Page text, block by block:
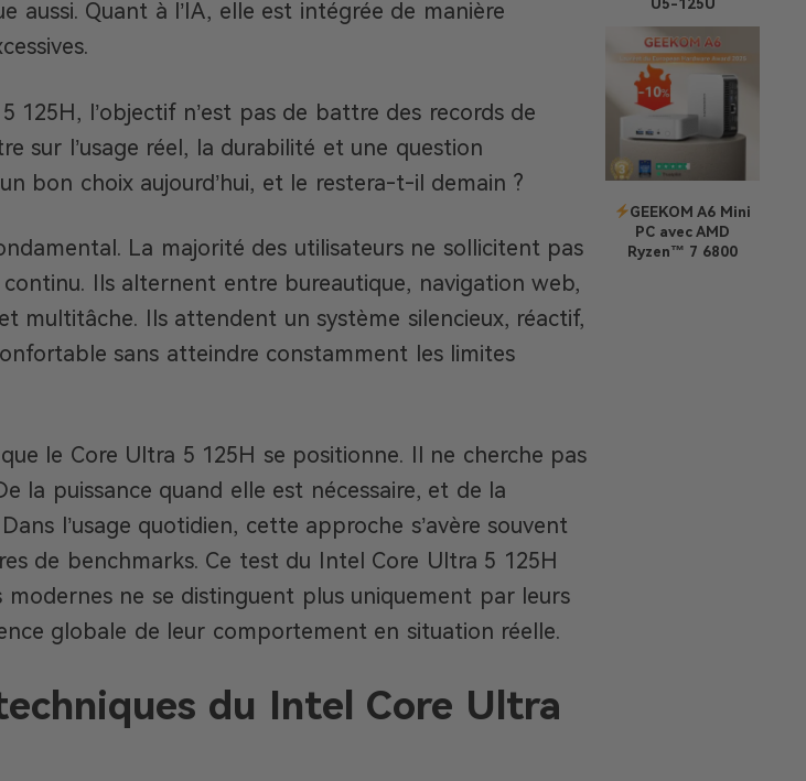
aussi. Quant à l’IA, elle est intégrée de manière
125H, l’objectif n’est pas de battre des records de
sur l’usage réel, la durabilité et une question
bon choix aujourd’hui, et le restera-t-il demain ?
La majorité des utilisateurs ne sollicitent pas
Ils alternent entre bureautique, navigation web,
multitâche. Ils attendent un système silencieux, réactif,
sans atteindre constamment les limites
le Core Ultra 5 125H se positionne. Il ne cherche pas
la puissance quand elle est nécessaire, et de la
l’usage quotidien, cette approche s’avère souvent
de benchmarks. Ce test du Intel Core Ultra 5 125H
modernes ne se distinguent plus uniquement par leurs
globale de leur comportement en situation réelle.
du Intel Core Ultra
U5-125U
GEEKOM A6 Mini
PC avec AMD
Ryzen™ 7 6800